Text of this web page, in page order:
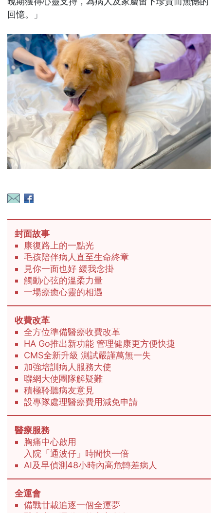
回憶。」
封面故事
康復路上的一點光
毛孩陪伴病人直至生命終章
見你一面也好 緩我念掛
觸動心弦的溫柔力量
一場療癒心靈的相遇
收費改革
全方位準備醫療收費改革
HA Go推出新功能 管理健康更方便快捷
CMS全新升級 測試嚴謹萬無一失
加強培訓病人服務大使
聯網大使團隊解疑難
積極聆聽病友意見
設專隊處理醫療費用減免申請
醫療服務
胸痛中心啟用
入院「通波仔」時間快一倍
AI及早偵測48小時內高危轉差病人
全運會
備戰廿載追逐一個全運夢